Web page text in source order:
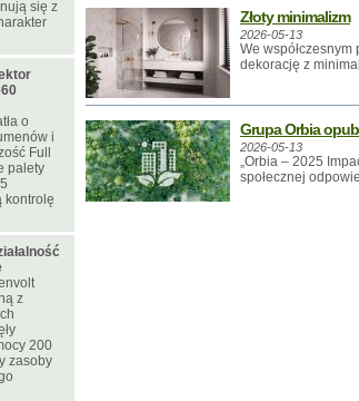
Złoty minimalizm
2026-05-13
We współczesnym
dekorację z
Grupa Orbia
2026-05-13
„Orbia – 2025
społecznej
się z
o
i
Full
palety
kontrolę
z
200
zasoby